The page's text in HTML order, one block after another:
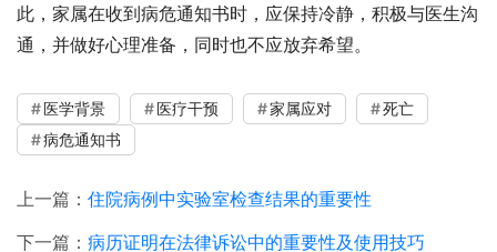
此，家属在收到病危通知书时，应保持冷静，积极与医生沟
通，并做好心理准备，同时也不应放弃希望。
医学背景 医疗干预 家属应对
死亡
病危通知书
上一篇： 住院病例中实验室检查结果的重要性
下一篇： 病历证明在法律诉讼中的重要性及使用技巧